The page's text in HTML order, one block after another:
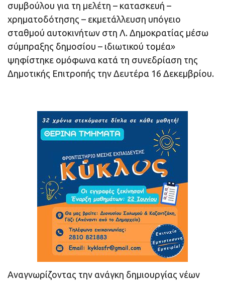
συμβούλου για τη μελέτη – κατασκευή –
χρηματοδότησης – εκμετάλλευση υπόγειο
σταθμού αυτοκινήτων στη Λ. Δημοκρατίας μέσω
σύμπραξης δημοσίου – ιδιωτικού τομέα»
ψηφίστηκε ομόφωνα κατά τη συνεδρίαση της
Δημοτικής Επιτροπής την Δευτέρα 16 Δεκεμβρίου.
Αναγνωρίζοντας την ανάγκη δημιουργίας νέων